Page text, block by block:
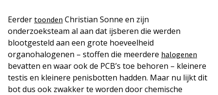
Eerder toonden Christian Sonne en zijn
onderzoeksteam al aan dat ijsberen die werden
blootgesteld aan een grote hoeveelheid
organohalogenen – stoffen die meerdere halogenen
bevatten en waar ook de PCB’s toe behoren – kleinere
testis en kleinere penisbotten hadden. Maar nu lijkt dit
bot dus ook zwakker te worden door chemische